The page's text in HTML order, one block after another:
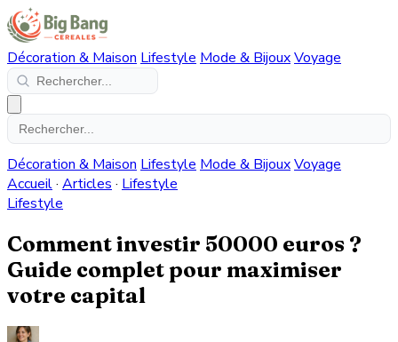
Décoration & Maison Lifestyle Mode & BijouxVoyage
Décoration & Maison Lifestyle Mode & BijouxVoyage
Accueil· Articles · Lifestyle
Lifestyle
Comment investir 50000 euros ?
Guide complet pour maximiser
votre capital